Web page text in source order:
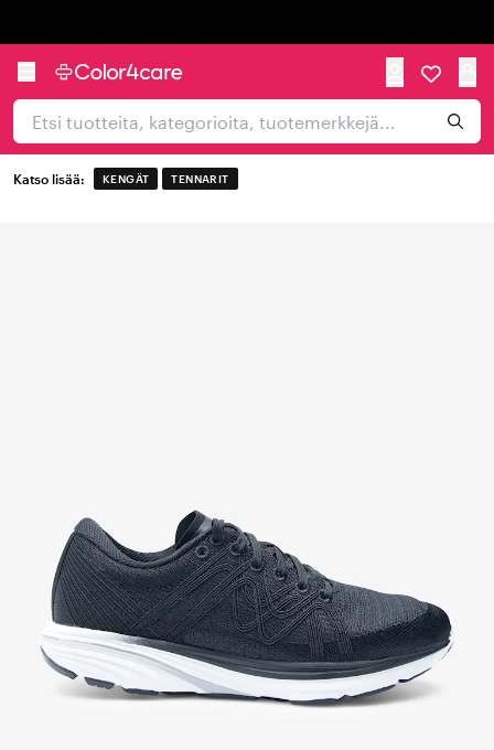
Katso lisää: KENGÄT TENNARIT